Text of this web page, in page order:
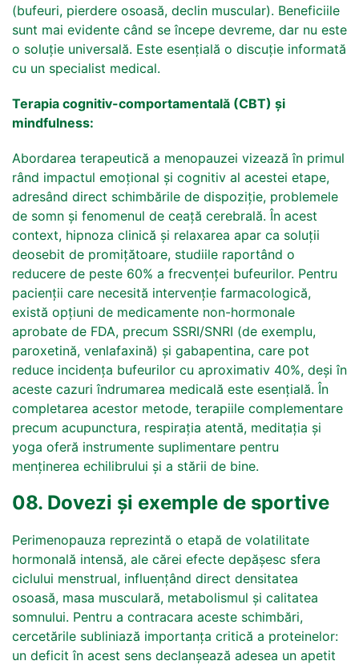
(bufeuri, pierdere osoasă, declin muscular). Beneficiile
sunt mai evidente când se începe devreme, dar nu este
o soluție universală. Este esențială o discuție informată
cu un specialist medical.
Terapia cognitiv-comportamentală (CBT) și
mindfulness:
Abordarea terapeutică a menopauzei vizează în primul
rând impactul emoțional și cognitiv al acestei etape,
adresând direct schimbările de dispoziție, problemele
de somn și fenomenul de ceață cerebrală. În acest
context, hipnoza clinică și relaxarea apar ca soluții
deosebit de promițătoare, studiile raportând o
reducere de peste 60% a frecvenței bufeurilor. Pentru
pacienții care necesită intervenție farmacologică,
există opțiuni de medicamente non-hormonale
aprobate de FDA, precum SSRI/SNRI (de exemplu,
paroxetină, venlafaxină) și gabapentina, care pot
reduce incidența bufeurilor cu aproximativ 40%, deși în
aceste cazuri îndrumarea medicală este esențială. În
completarea acestor metode, terapiile complementare
precum acupunctura, respirația atentă, meditația și
yoga oferă instrumente suplimentare pentru
menținerea echilibrului și a stării de bine.
08. Dovezi și exemple de sportive
Perimenopauza reprezintă o etapă de volatilitate
hormonală intensă, ale cărei efecte depășesc sfera
ciclului menstrual, influențând direct densitatea
osoasă, masa musculară, metabolismul și calitatea
somnului. Pentru a contracara aceste schimbări,
cercetările subliniază importanța critică a proteinelor:
un deficit în acest sens declanșează adesea un apetit